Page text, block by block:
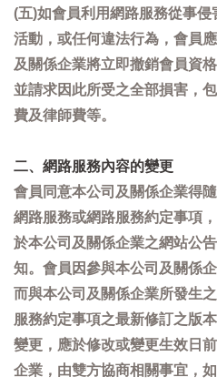
(五)如會員利用網路服務從事
活動，或任何違法行為，會員
及關係企業將立即撤銷會員資
並請求因此所受之全部損害，
費及律師費等。
二、網路服務內容的變更
會員同意本公司及關係企業得
網路服務或網路服務約定事項
於本公司及關係企業之網站公
知。會員因參與本公司及關係
而與本公司及關係企業所發生
服務約定事項之最新修訂之版
變更，應於修改或變更生效日
企業，由雙方協商相關事宜，